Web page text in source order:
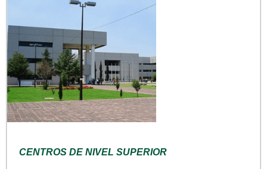
CENTROS DE NIVEL SUPERIOR